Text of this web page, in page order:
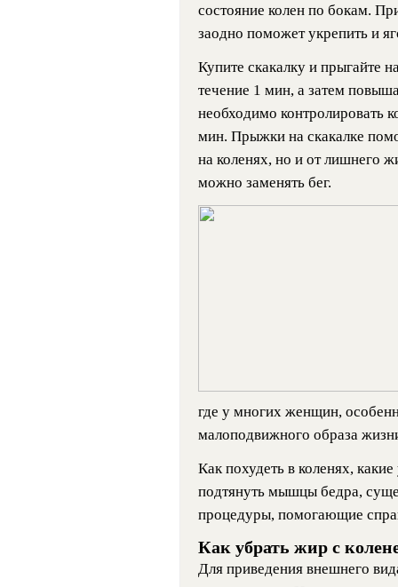
состояние колен по бокам.
заодно поможет укрепить и
Купите скакалку и прыгайте
течение 1 мин, а затем
необходимо контролировать
мин. Прыжки на скакалке
на коленях, но и от лишнего
можно заменять бег.
где у многих женщин,
малоподвижного образа
Как похудеть в коленях,
подтянуть мышцы бедра,
процедуры, помогающие
Как убрать жир с
Для приведения внешнего